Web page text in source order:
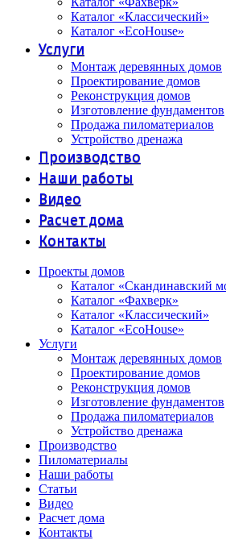
Каталог «Классический»
Каталог «EcoHouse»
Услуги
Монтаж деревянных домов
Проектирование домов
Реконструкция домов
Изготовление фундаментов
Продажа пиломатериалов
Устройство дренажа
Производство
Наши работы
Видео
Расчет дома
Контакты
Проекты домов
Каталог «Скандинавский
Каталог «Фахверк»
Каталог «Классический»
Каталог «EcoHouse»
Услуги
Монтаж деревянных домов
Проектирование домов
Реконструкция домов
Изготовление фундаментов
Продажа пиломатериалов
Устройство дренажа
Производство
Пиломатериалы
Наши работы
Статьи
Видео
Расчет дома
Контакты